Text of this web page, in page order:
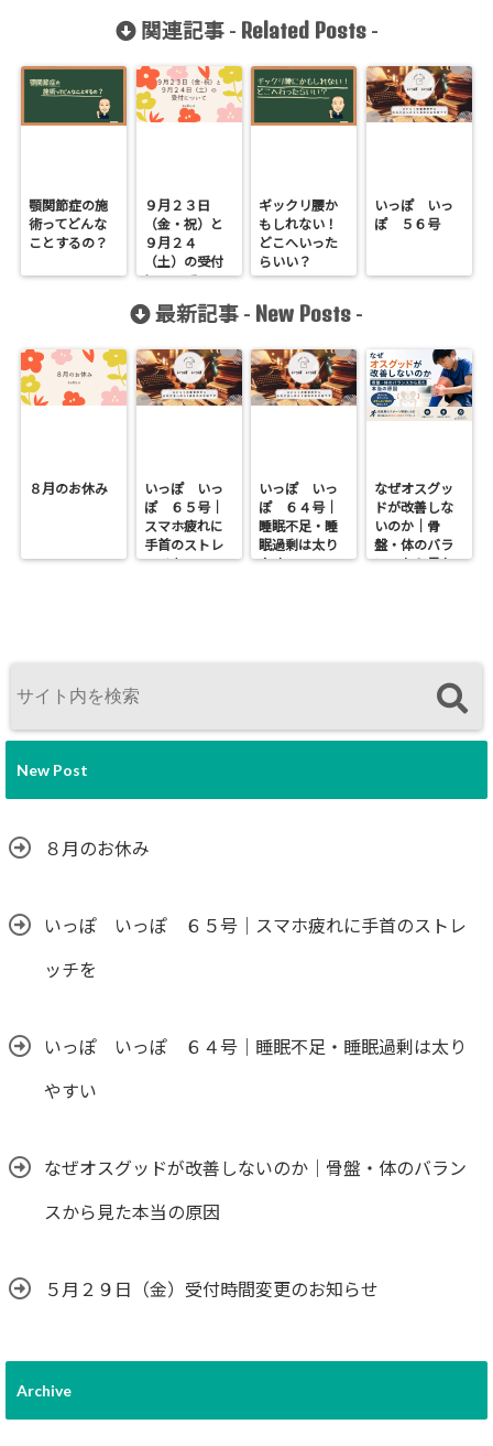
関連記事 - Related Posts-
顎関節症の施
術ってどんな
ことするの？
９月２３日
（金・祝）と
９月２４
（土）の受付
について
ギックリ腰か
もしれない！
どこへいった
らいい？
いっぽ いっ
ぽ ５６号
最新記事 - New Posts -
８月のお休み
いっぽ いっ
ぽ ６５号｜
スマホ疲れに
手首のストレ
ッチを
いっぽ いっ
ぽ ６４号｜
睡眠不足・睡
眠過剰は太り
やすい
なぜオスグッ
ドが改善しな
いのか｜骨
盤・体のバラ
ンスから見た
New Post
８月のお休み
いっぽ いっぽ ６５号｜スマホ疲れに手首のストレ
ッチを
いっぽ いっぽ ６４号｜睡眠不足・睡眠過剰は太り
やすい
なぜオスグッドが改善しないのか｜骨盤・体のバラン
スから見た本当の原因
５月２９日（金）受付時間変更のお知らせ
Archive